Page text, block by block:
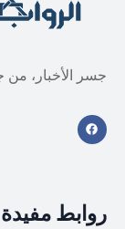
جسر الأخبار، من
روابط مفيدة